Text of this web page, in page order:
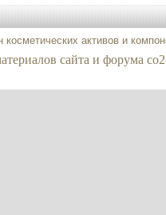
косметических активов и
сайта и форума